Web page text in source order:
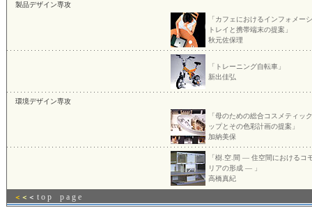
製品デザイン専攻
「カフェにおけるインフォメー
トレイと携帯端末の提案」
秋元佐保理
「トレーニング自転車」
新出佳弘
環境デザイン専攻
「母のための総合コスメティッ
ップとその色彩計画の提案」
加納美保
「樹.空.間 — 住空間におけるコ
リアの形成 — 」
高橋真紀
＜ ＜ ＜ t o p p a g e